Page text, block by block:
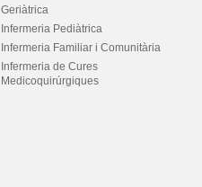
Geriàtrica
Infermeria Pediàtrica
Infermeria Familiar i Comunitària
Infermeria de Cures
Medicoquirúrgiques